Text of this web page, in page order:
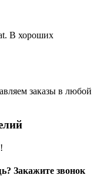
В хороших
заказы в любой
Закажите звонок